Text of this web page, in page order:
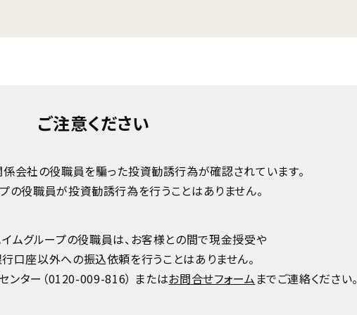
ご注意ください
会社の役職員を騙った投資勧誘行為が確認されています。
の役職員が投資勧誘行為を行うことはありません。
イムグループの役職員は、お客様との間で現金授受や
口座以外への振込依頼を行うことはありません。
ンター（0120-009-816） またはお問合せフォーム までご連絡ください。